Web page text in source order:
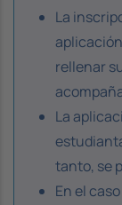
La
aplicación
rellenar
La
tanto, se
En el